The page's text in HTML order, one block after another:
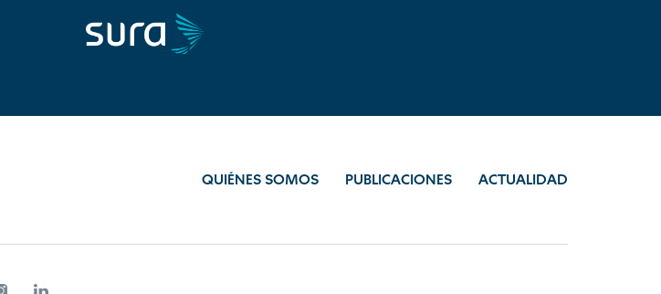
QUIÉNES SOMOS PUBLICACIONES ACTUALIDAD